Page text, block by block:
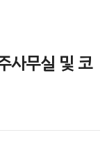
사무실 및 코